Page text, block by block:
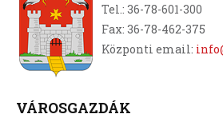
Tel.: 36-78-601-300
Fax: 36-78-462-375
Központi email:
VÁROSGAZDÁK